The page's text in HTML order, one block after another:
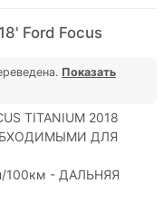
Ford Focus
Показать
TITANIUM 2018
ДЛЯ
- ДАЛЬНЯЯ